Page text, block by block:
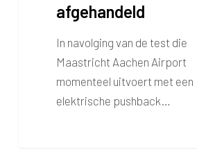
afgehandeld
In navolging van de test die
Maastricht Aachen Airport
momenteel uitvoert met een
elektrische pushback…